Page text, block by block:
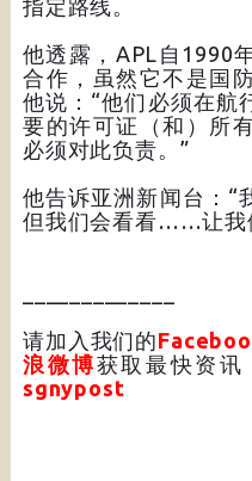
指定路线。
他透露，APL自1990
合作，虽然它不是国
他说：“他们必须在航
要的许可证（和）所
必须对此负责。”
他告诉亚洲新闻台：“
但我们会看看……让我
请加入我们的
浪微博获取最快资讯
sgnypost